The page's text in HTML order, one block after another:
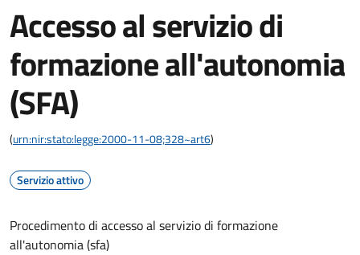
Accesso al servizio di
formazione all'autonomia
(SFA)
(urn:nir:stato:legge:2000-11-08;328~art6)
Servizio attivo
Procedimento di accesso al servizio di formazione
all'autonomia (sfa)